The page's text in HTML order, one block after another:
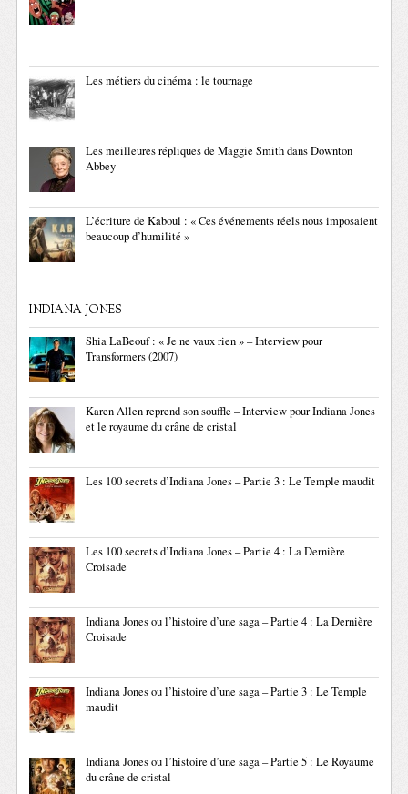
Les métiers du cinéma : le tournage
Les meilleures répliques de Maggie Smith dans Downton
Abbey
L’écriture de Kaboul : « Ces événements réels nous imposaient
beaucoup d’humilité »
INDIANA JONES
Shia LaBeouf : « Je ne vaux rien » – Interview pour
Transformers (2007)
Karen Allen reprend son souffle – Interview pour Indiana Jones
et le royaume du crâne de cristal
Les 100 secrets d’Indiana Jones – Partie 3 : Le Temple maudit
Les 100 secrets d’Indiana Jones – Partie 4 : La Dernière
Croisade
Indiana Jones ou l’histoire d’une saga – Partie 4 : La Dernière
Croisade
Indiana Jones ou l’histoire d’une saga – Partie 3 : Le Temple
maudit
Indiana Jones ou l’histoire d’une saga – Partie 5 : Le Royaume
du crâne de cristal